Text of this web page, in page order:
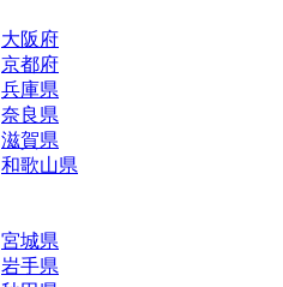
大阪府
京都府
兵庫県
奈良県
滋賀県
和歌山県
宮城県
岩手県